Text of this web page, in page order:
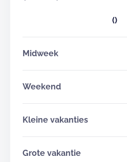
()
Midweek
Weekend
Kleine vakanties
Grote vakantie